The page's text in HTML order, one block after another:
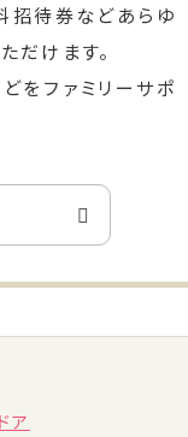
招待券などあらゆ
だけます。
をファミリーサポ